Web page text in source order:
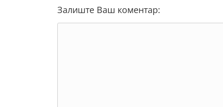
Залиште Ваш коментар: